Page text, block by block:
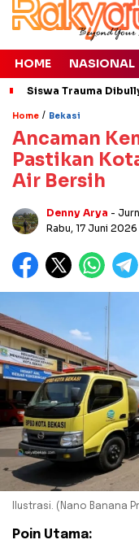
HOME NASIONAL
Siswa Trauma
Home / Bekasi
Ancaman
Pastikan
Air Bersih
Denny Arya -
Rabu, 17 Juni 2026
Ilustrasi. (Nano Banana
Poin Utama: